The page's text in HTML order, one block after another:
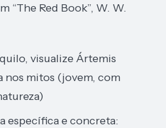
“The Red Book”, W. W.
visualize Ártemis
nos mitos (jovem, com
específica e concreta: